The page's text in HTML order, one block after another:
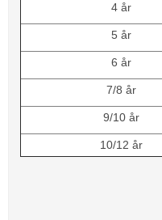
4 år
5 år
6 år
7/8 år
9/10 år
10/12 år